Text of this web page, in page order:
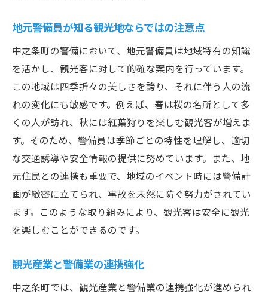
地元警備員が知る観光地ならではの注意点
中之条町の警備において、地元警備員は地域特有の知識
を活かし、観光客に対して的確な案内を行っています。
この地域は四季折々の美しさを誇り、それに伴う人の流
れの変化にも敏感です。例えば、春は桜の名所として多
くの人が訪れ、秋には紅葉狩りを楽しむ観光客が増えま
す。そのため、警備員は季節ごとの特性を理解し、適切
な交通誘導や安全情報の提供に努めています。また、地
元住民との連携も重要で、地域のイベント時には警備計
画が緻密に立てられ、事故を未然に防ぐ努力がされてい
ます。このような取り組みにより、観光客は安全に観光
を楽しむことができるのです。
観光産業と警備業の連携強化
中之条町では、観光産業と警備業の連携強化が進められ